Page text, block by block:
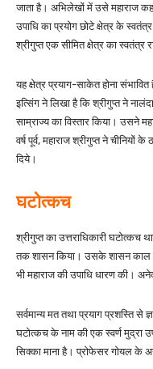
जाता है। अभिलेखों में उसे महाराज
उपाधि का प्रयोग छोटे क्षेत्र के
श्रीगुप्त एक सीमित क्षेत्र का स्वतंत्र
यह क्षेत्र प्रयाग-साकेत होना संभावित
इत्सिंग ने लिखा है कि श्रीगुप्त ने
साम्राज्य का विस्तार किया। उसने
वर्ष पूर्व, महाराज श्रीगुप्त ने
दिये।
घटोत्कच
श्रीगुप्त का उत्तराधिकारी
तक शासन किया। उसके शासन काल
भी महाराज की उपाधि धारण की।
सर्वमान्य मत तथा प्रयाग प्रशस्ति से
घटोत्कच के नाम की एक स्वर्ण मुद्रा
सिक्का माना है। प्रोफेसर गोयल के